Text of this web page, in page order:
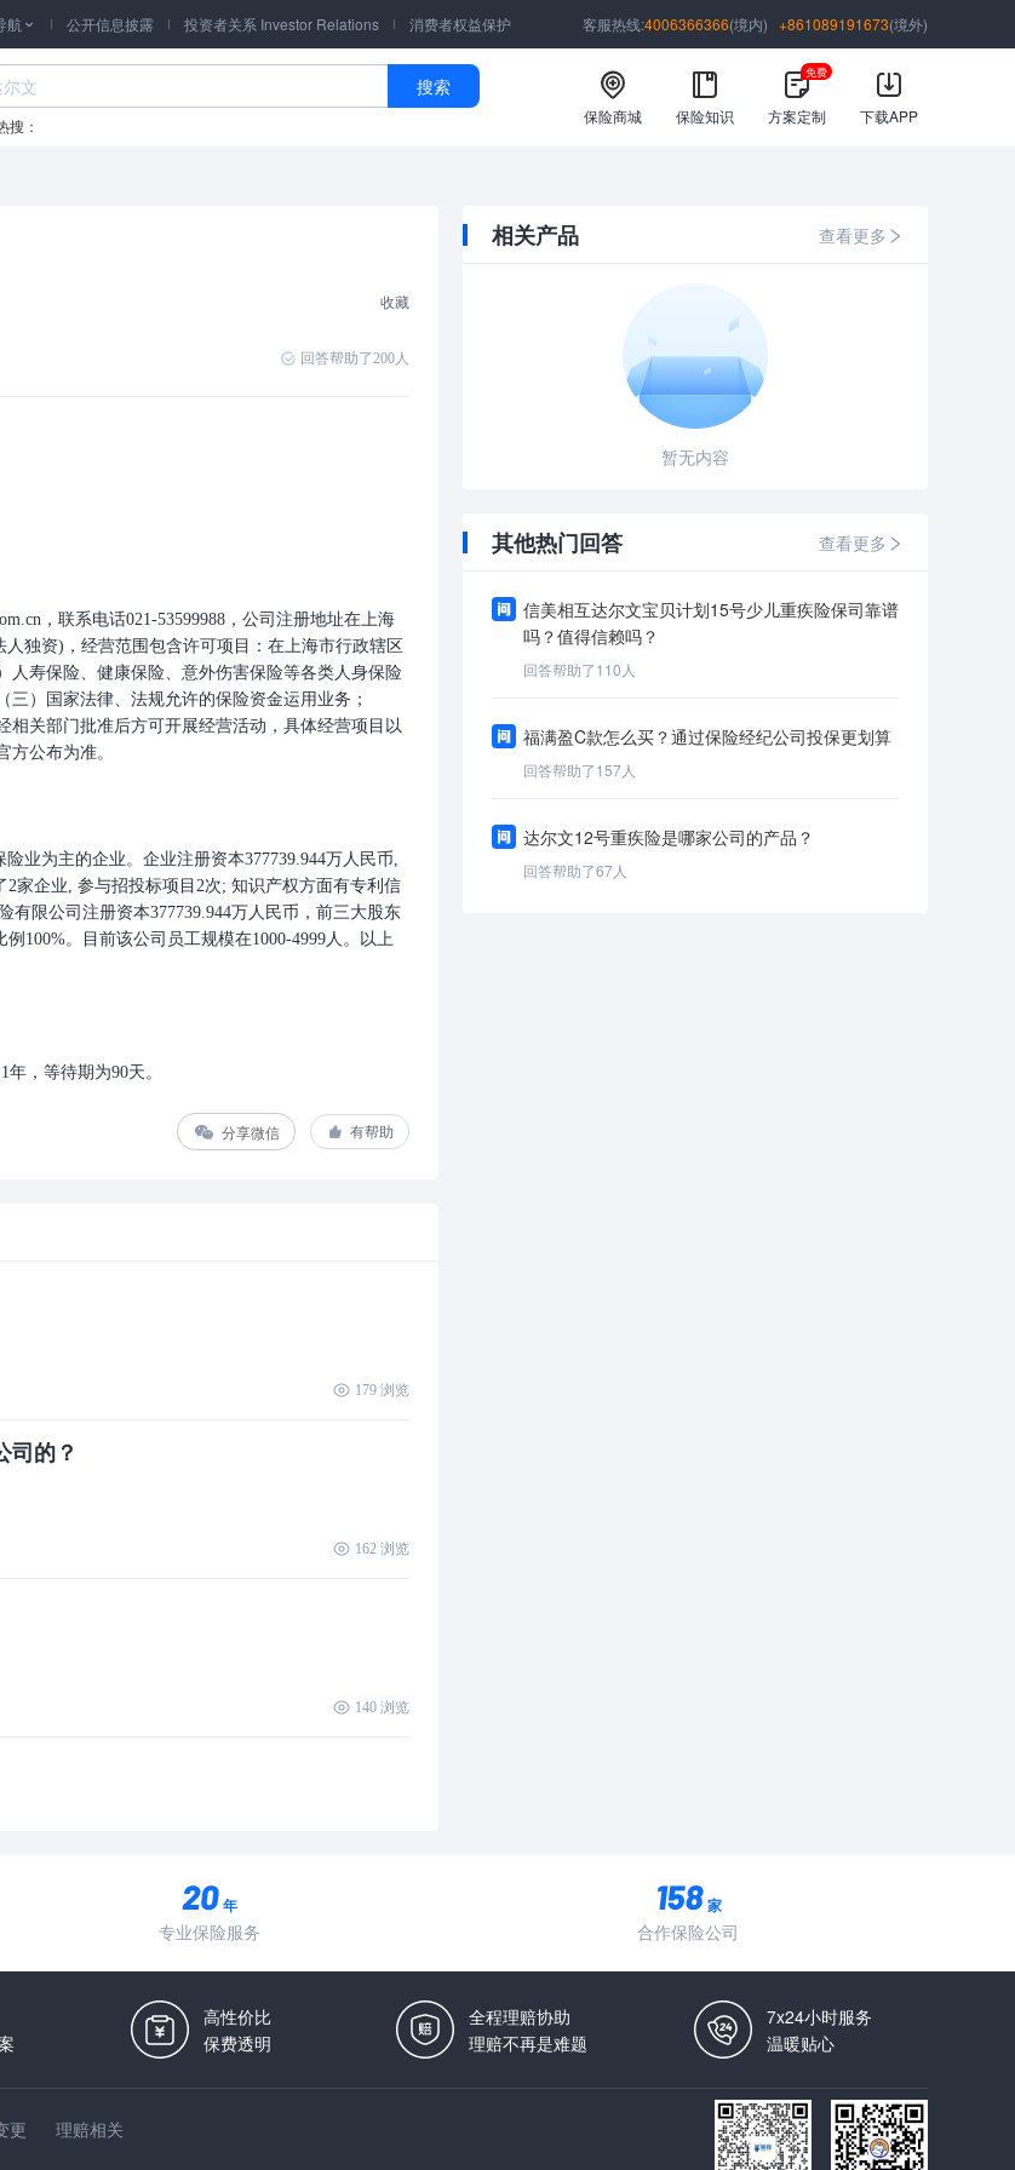
航  公开信息披露 投资者关系 Investor Relations 消费者权益保护 客服热线:4006366366(境内) +861089191673(境外)
搜索
搜： 保险商城 保险知识 方案定制
免费
下载APP
收藏
回答帮助了200人
，联系电话021-53599988，公司注册地址在上海
独资)，经营范围包含许可项目：在上海市行政辖区
人寿保险、健康保险、意外伤害保险等各类人身保险
）国家法律、法规允许的保险资金运用业务；
相关部门批准后方可开展经营活动，具体经营项目以
公布为准。
业为主的企业。企业注册资本377739.944万人民币,
家企业, 参与招投标项目2次; 知识产权方面有专利信
限公司注册资本377739.944万人民币，前三大股东
100%。目前该公司员工规模在1000-4999人。以上
，等待期为90天。
分享微信 有帮助
179 浏览
司的？
162 浏览
140 浏览
相关产品 查看更多
暂无内容
其他热门回答 查看更多
信美相互达尔文宝贝计划15号少儿重疾险保司靠谱
吗？值得信赖吗？
回答帮助了110 人
福满盈C款怎么买？通过保险经纪公司投保更划算
回答帮助了157人
达尔文12号重疾险是哪家公司的产品？
回答帮助了67人
年
专业保险服务
家
合作保险公司
高性价比
保费透明
全程理赔协助
理赔不再是难题
7x24小时服务
温暖贴心
更
理赔相关